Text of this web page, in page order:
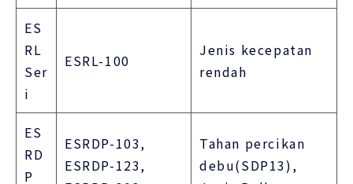
ES
RL
Ser
i
ESRL-100
Jenis kecepatan
rendah
ES
RD
P
ESRDP-103,
ESRDP-123,
Tahan percikan
debu(SDP13),